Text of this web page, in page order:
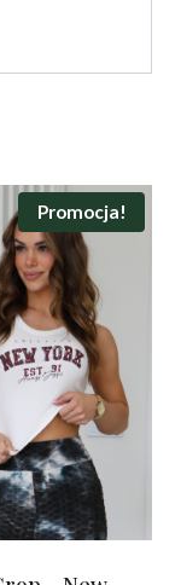
Promocja!